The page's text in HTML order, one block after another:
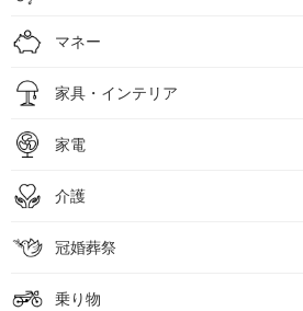
マネー
家具・インテリア
家電
介護
冠婚葬祭
乗り物